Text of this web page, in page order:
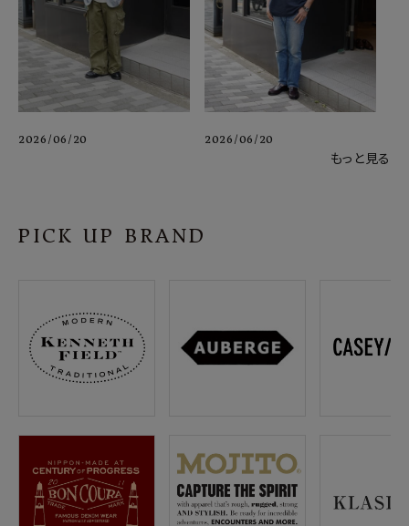
2026/06/20 2026/06/20
もっと見る
PICK UP BRAND